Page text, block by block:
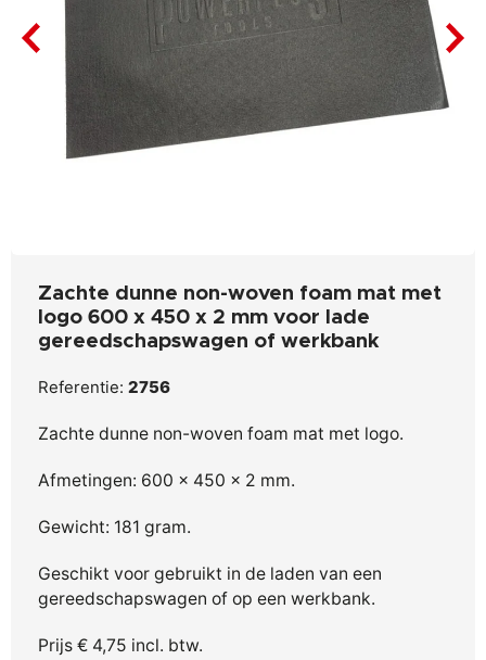
Zachte dunne non-woven foam mat met
logo 600 x 450 x 2 mm voor lade
gereedschapswagen of werkbank
Referentie: 2756
Zachte dunne non-woven foam mat met logo.
Afmetingen: 600 x 450 x 2 mm.
Gewicht: 181 gram.
Geschikt voor gebruikt in de laden van een
gereedschapswagen of op een werkbank.
Prijs € 4,75 incl. btw.